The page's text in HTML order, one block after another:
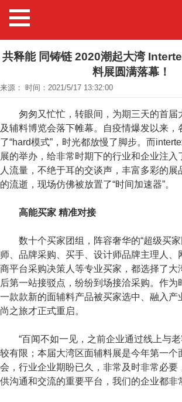
共释能 同铸链 2020潮起大湾
料展圆满落幕！
来源： 时间：2021/5/17 13:32:00
匆匆又忙忙，转眼间，为期三天的首届
及辅料博览会落下帷幕。自疫情爆发以来，
了“hard模式”，时光都放慢了脚步。而
展的举办，给非常时期下的行业和企业注入
人流量，不绝于耳的交谈声，丰富多彩的
的流逝，现场仿佛被放置了“时间加速器”。
高能买家 精准对接
数十个买家团组，阵容奢华的“超级买家
师、品牌采购、买手、设计师品牌主理人、
商平台采购决策人等专业买家，都选择了大
后第一站接驳点，纷纷到场接洽采购。作为
一款款新的面辅料产品被买家选中、融入产
尚之旅才正式重启。
“百闻不如一见，之前企业通过线上与老
较有限；本届大湾区面辅料展是今年第一个
会，行业企业期盼已久，非常及时非常必要
供沟通和交流的重要平台，我们的企业都非